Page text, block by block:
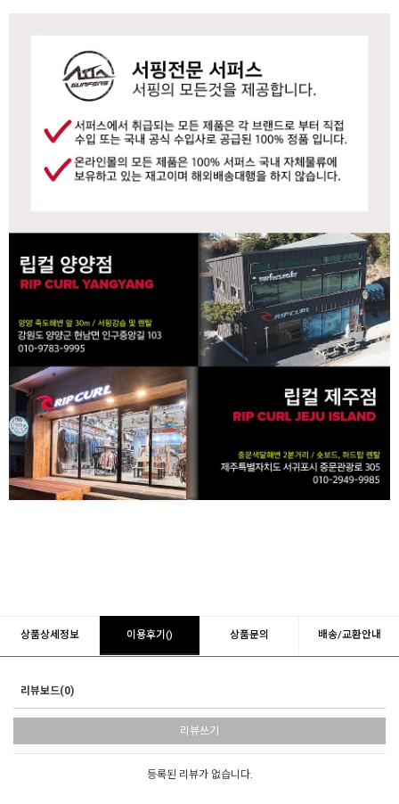
상품상세정보 이용후기() 상품문의 배송/교환안내
리뷰보드(0)
리뷰쓰기
등록된 리뷰가 없습니다.